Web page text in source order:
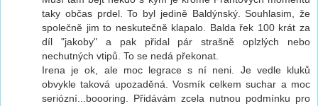
taky občas prdel. To byl jedině Baldýnský. Souhlasim, že
společně jim to neskutečně klapalo. Balda řek 100 krát za
díl "jakoby" a pak přidal pár strašně oplzlých nebo
nechutných vtipů. To se nedá překonat.
Irena je ok, ale moc legrace s ní neni. Je vedle kluků
obvykle taková upozaděná. Vosmík celkem suchar a moc
seriózní...boooring. Přidávám zcela nutnou podmínku pro